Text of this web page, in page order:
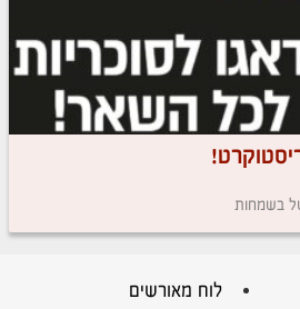
בשמחות
לוח מאורשים